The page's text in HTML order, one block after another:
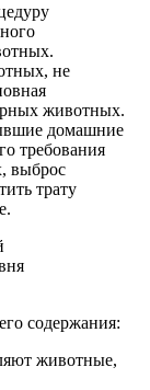
не
животных.
домашние
требования
выброс
трату
содержания:
животные,